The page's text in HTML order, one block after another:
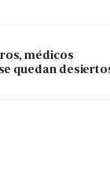
médicos
quedan